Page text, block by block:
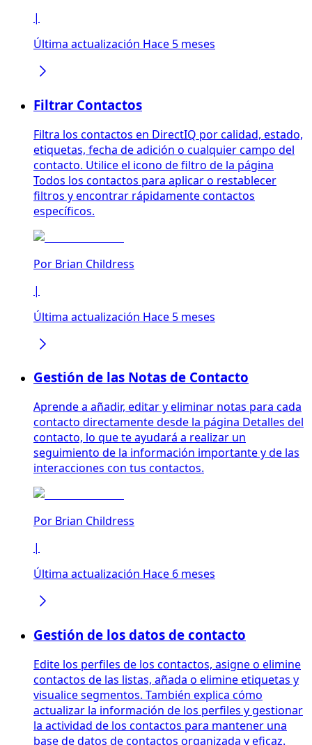
|
Última actualización Hace 5 meses
Filtrar Contactos
Filtra los contactos en DirectIQ por calidad, estado,
etiquetas, fecha de adición o cualquier campo del
contacto. Utilice el icono de filtro de la página
Todos los contactos para aplicar o restablecer
filtros y encontrar rápidamente contactos
específicos.
Por Brian Childress
|
Última actualización Hace 5 meses
Gestión de las Notas de Contacto
Aprende a añadir, editar y eliminar notas para cada
contacto directamente desde la página Detalles del
contacto, lo que te ayudará a realizar un
seguimiento de la información importante y de las
interacciones con tus contactos.
Por Brian Childress
|
Última actualización Hace 6 meses
Gestión de los datos de contacto
Edite los perfiles de los contactos, asigne o elimine
contactos de las listas, añada o elimine etiquetas y
visualice segmentos. También explica cómo
actualizar la información de los perfiles y gestionar
la actividad de los contactos para mantener una
base de datos de contactos organizada y eficaz.